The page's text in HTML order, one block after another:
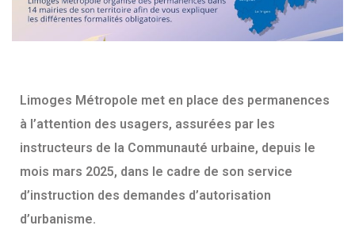
Limoges Métropole met en place des permanences
à l’attention des usagers, assurées par les
instructeurs de la Communauté urbaine, depuis le
mois mars 2025, dans le cadre de son service
d’instruction des demandes d’autorisation
d’urbanisme.